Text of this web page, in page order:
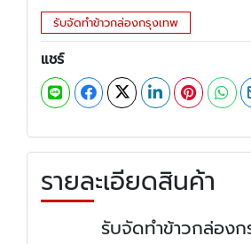
รับจัดทำข้าวกล่องกรุงเทพ
แชร์
รายละเอียดสินค้า
รับจัดทำข้าวกล่องก